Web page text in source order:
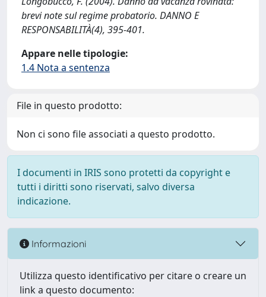
brevi note sul regime probatorio. DANNO E
RESPONSABILITÀ(4), 395-401.
Appare nelle tipologie:
1.4 Nota a sentenza
File in questo prodotto:
Non ci sono file associati a questo prodotto.
I documenti in IRIS sono protetti da copyright e
tutti i diritti sono riservati, salvo diversa
indicazione.
Informazioni
Utilizza questo identificativo per citare o creare un
link a questo documento: